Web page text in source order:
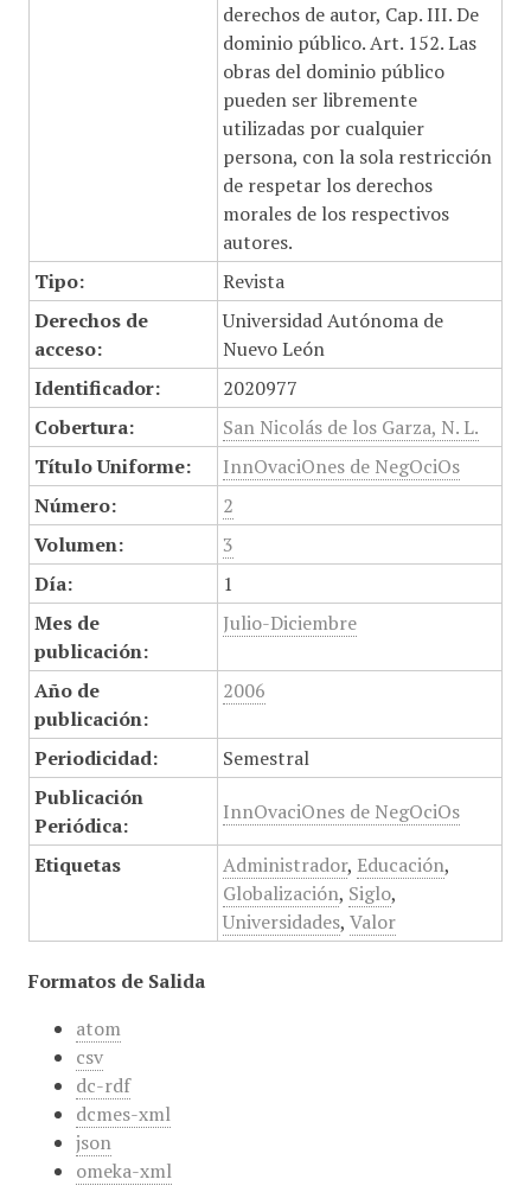
derechos de autor, Cap. III. De
dominio público. Art. 152. Las
obras del dominio público
pueden ser libremente
utilizadas por cualquier
persona, con la sola restricción
de respetar los derechos
morales de los respectivos
autores.
Tipo:
Revista
Derechos de
acceso:
Universidad Autónoma de
Nuevo León
Identificador:
2020977
Cobertura:
San Nicolás de los Garza, N. L.
Título Uniforme:
InnOvaciOnes de NegOciOs
Número:
2
Volumen:
3
Día:
1
Mes de
publicación:
Julio-Diciembre
Año de
publicación:
2006
Periodicidad:
Semestral
Publicación
Periódica:
InnOvaciOnes de NegOciOs
Etiquetas Administrador, Educación,
Globalización, Siglo,
Universidades, Valor
Formatos de Salida
atom
csv
dc-rdf
dcmes-xml
json
omeka-xml